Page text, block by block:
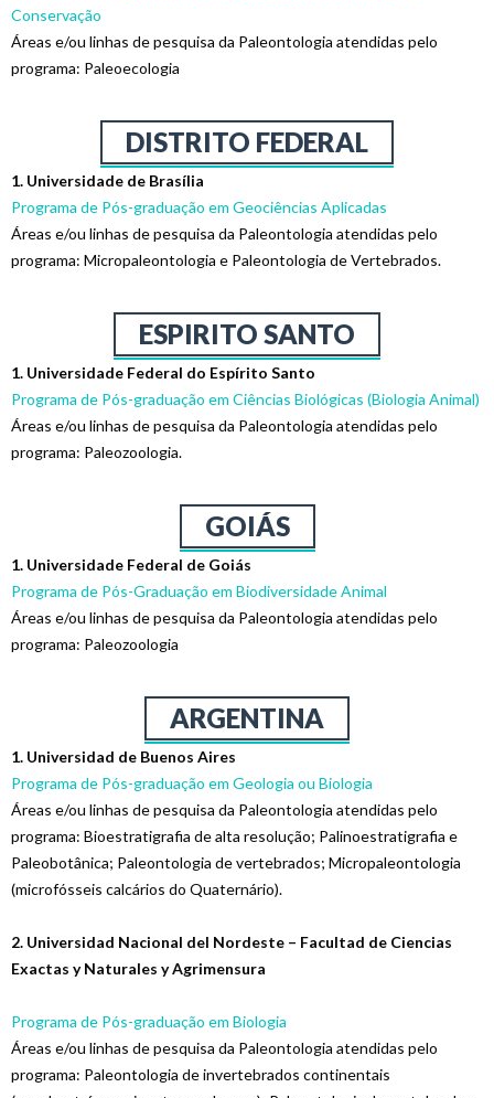
Conservação
Áreas e/ou linhas de pesquisa da Paleontologia atendidas pelo
programa: Paleoecologia
DISTRITO FEDERAL
1. Universidade de Brasília
Programa de Pós-graduação em Geociências Aplicadas
Áreas e/ou linhas de pesquisa da Paleontologia atendidas pelo
programa: Micropaleontologia e Paleontologia de Vertebrados.
ESPIRITO SANTO
1. Universidade Federal do Espírito Santo
Programa de Pós-graduação em Ciências Biológicas (Biologia Animal)
Áreas e/ou linhas de pesquisa da Paleontologia atendidas pelo
programa: Paleozoologia.
GOIÁS
1. Universidade Federal de Goiás
Programa de Pós-Graduação em Biodiversidade Animal
Áreas e/ou linhas de pesquisa da Paleontologia atendidas pelo
programa: Paleozoologia
ARGENTINA
1. Universidad de Buenos Aires
Programa de Pós-graduação em Geologia ou Biologia
Áreas e/ou linhas de pesquisa da Paleontologia atendidas pelo
programa: Bioestratigrafia de alta resolução; Palinoestratigrafia e
Paleobotânica; Paleontologia de vertebrados; Micropaleontologia
(microfósseis calcários do Quaternário).
2. Universidad Nacional del Nordeste – Facultad de Ciencias
Exactas y Naturales y Agrimensura
Programa de Pós-graduação em Biologia
Áreas e/ou linhas de pesquisa da Paleontologia atendidas pelo
programa: Paleontologia de invertebrados continentais